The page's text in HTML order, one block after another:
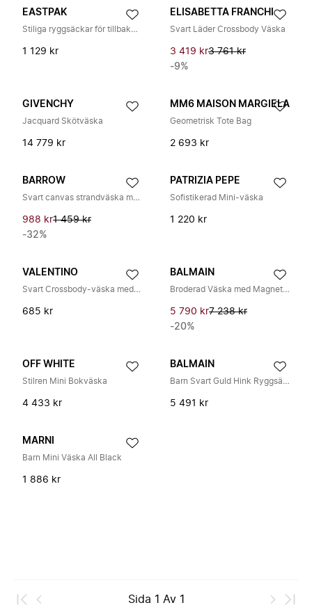
EASTPAK
Stiliga ryggsäckar för tillbaka till skolan
1 129 kr
ELISABETTA FRANCHI
Svart Läder Crossbody Väska
3 419 kr3 761 kr
-9%
GIVENCHY
Jacquard Skötväska
14 779 kr
MM6 MAISON MARGIELA
Geometrisk Tote Bag
2 693 kr
BARROW
Svart canvas strandväska med gul smile
988 kr1 459 kr
-32%
PATRIZIA PEPE
Sofistikerad Mini-väska
1 220 kr
VALENTINO
Svart Crossbody-väska med Abstrakt Design
685 kr
BALMAIN
Broderad Väska med Magnetstängning
5 790 kr7 238 kr
-20%
OFF WHITE
Stilren Mini Bokväska
4 433 kr
BALMAIN
Barn Svart Guld Hink Ryggsäck
5 491 kr
MARNI
Barn Mini Väska All Black
1 886 kr
Sida 1 Av 1